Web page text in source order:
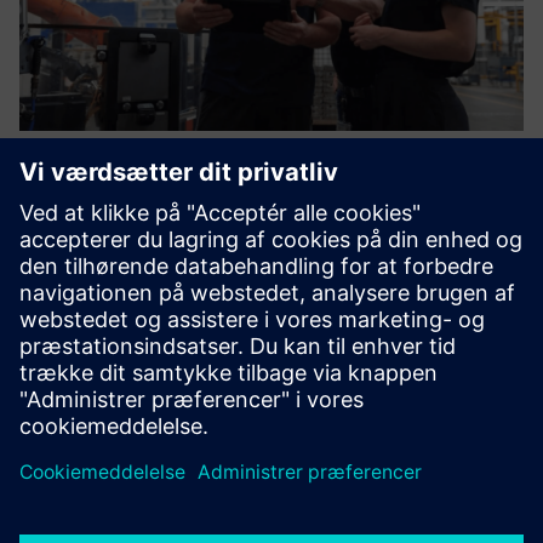
Knowledge Management-Software
for Industrial Machine Service
Verdens første løsning til ikke kun at styre, men omdanne
stammekendskab til operationel assistance og strategisk
indsigt - på en skalerbar og præcis måde med sin egen
modelbaserede AI
Få mere at vide